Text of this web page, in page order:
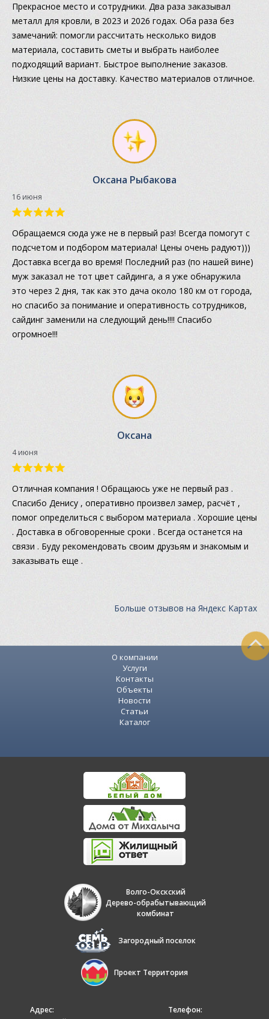
Прекрасное место и сотрудники. Два раза заказывал
металл для кровли, в 2023 и 2026 годах. Оба раза без
замечаний: помогли рассчитать несколько видов
материала, составить сметы и выбрать наиболее
подходящий вариант. Быстрое выполнение заказов.
Низкие цены на доставку. Качество материалов отличное.
Оксана Рыбакова
16 июня
Обращаемся сюда уже не в первый раз! Всегда помогут с
подсчетом и подбором материала! Цены очень радуют)))
Доставка всегда во время! Последний раз (по нашей вине)
муж заказал не тот цвет сайдинга, а я уже обнаружила
это через 2 дня, так как это дача около 180 км от города,
но спасибо за понимание и оперативность сотрудников,
сайдинг заменили на следующий день!!!! Спасибо
огромное!!!
Оксана
4 июня
Отличная компания ! Обращаюсь уже не первый раз .
Спасибо Денису , оперативно произвел замер, расчёт ,
помог определиться с выбором материала . Хорошие цены
. Доставка в обговоренные сроки . Всегда останется на
связи . Буду рекомендовать своим друзьям и знакомым и
заказывать еще .
Больше отзывов на Яндекс Картах
О компании
Услуги
Контакты
Объекты
Новости
Статьи
Каталог
Волго-Окскский
Дерево-обрабытывающий
комбинат
Загородный поселок
Проект Территория
Адрес:
Телефон: